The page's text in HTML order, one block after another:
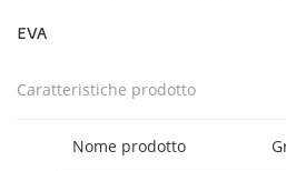
EVA
Caratteristiche prodotto
Nome prodotto